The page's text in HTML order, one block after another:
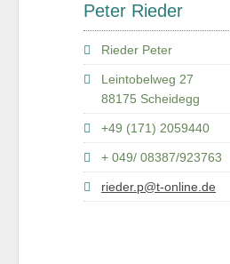
Peter Rieder
Rieder Peter
Leintobelweg 27
88175 Scheidegg
+49 (171) 2059440
+ 049/ 08387/923763
rieder.p@t-online.de